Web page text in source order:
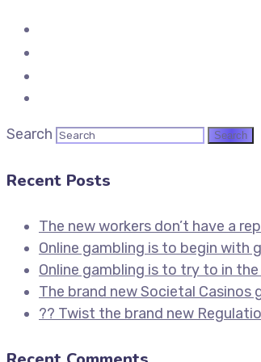
Search
Recent Posts
The new workers don’t have a
Online gambling is to begin
Online gambling is to try to in
The brand new Societal Casinos
?? Twist the brand new